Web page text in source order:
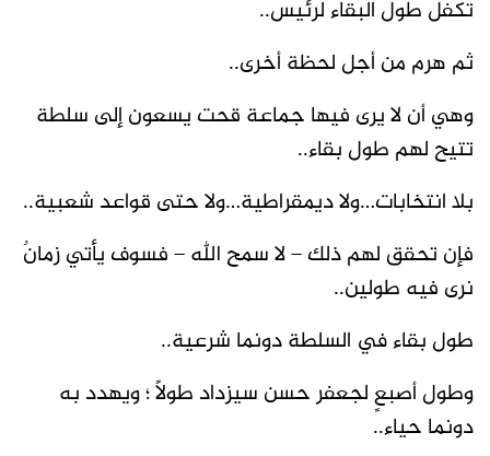
تكفل طول البقاء لرئيس..
ثم هرم من أجل لحظة أخرى..
وهي أن لا يرى فيها جماعة قحت يسعون إلى سلطة
تتيح لهم طول بقاء..
بلا انتخابات…ولا ديمقراطية…ولا حتى قواعد شعبية..
فإن تحقق لهم ذلك – لا سمح الله – فسوف يأتي زمانٌ
نرى فيه طولين..
طول بقاء في السلطة دونما شرعية..
وطول أصبعٍ لجعفر حسن سيزداد طولاً ؛ ويهدد به
دونما حياء..